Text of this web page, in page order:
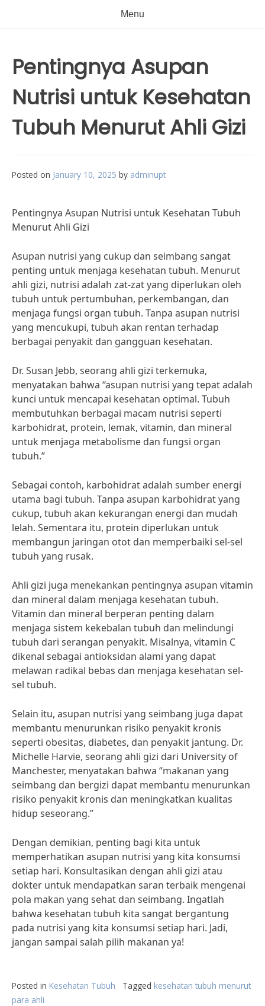
Menu
Pentingnya Asupan
Nutrisi untuk Kesehatan
Tubuh Menurut Ahli Gizi
Posted on January 10, 2025 by adminupt
Pentingnya Asupan Nutrisi untuk Kesehatan Tubuh
Menurut Ahli Gizi
Asupan nutrisi yang cukup dan seimbang sangat
penting untuk menjaga kesehatan tubuh. Menurut
ahli gizi, nutrisi adalah zat-zat yang diperlukan oleh
tubuh untuk pertumbuhan, perkembangan, dan
menjaga fungsi organ tubuh. Tanpa asupan nutrisi
yang mencukupi, tubuh akan rentan terhadap
berbagai penyakit dan gangguan kesehatan.
Dr. Susan Jebb, seorang ahli gizi terkemuka,
menyatakan bahwa “asupan nutrisi yang tepat adalah
kunci untuk mencapai kesehatan optimal. Tubuh
membutuhkan berbagai macam nutrisi seperti
karbohidrat, protein, lemak, vitamin, dan mineral
untuk menjaga metabolisme dan fungsi organ
tubuh.”
Sebagai contoh, karbohidrat adalah sumber energi
utama bagi tubuh. Tanpa asupan karbohidrat yang
cukup, tubuh akan kekurangan energi dan mudah
lelah. Sementara itu, protein diperlukan untuk
membangun jaringan otot dan memperbaiki sel-sel
tubuh yang rusak.
Ahli gizi juga menekankan pentingnya asupan vitamin
dan mineral dalam menjaga kesehatan tubuh.
Vitamin dan mineral berperan penting dalam
menjaga sistem kekebalan tubuh dan melindungi
tubuh dari serangan penyakit. Misalnya, vitamin C
dikenal sebagai antioksidan alami yang dapat
melawan radikal bebas dan menjaga kesehatan sel-
sel tubuh.
Selain itu, asupan nutrisi yang seimbang juga dapat
membantu menurunkan risiko penyakit kronis
seperti obesitas, diabetes, dan penyakit jantung. Dr.
Michelle Harvie, seorang ahli gizi dari University of
Manchester, menyatakan bahwa “makanan yang
seimbang dan bergizi dapat membantu menurunkan
risiko penyakit kronis dan meningkatkan kualitas
hidup seseorang.”
Dengan demikian, penting bagi kita untuk
memperhatikan asupan nutrisi yang kita konsumsi
setiap hari. Konsultasikan dengan ahli gizi atau
dokter untuk mendapatkan saran terbaik mengenai
pola makan yang sehat dan seimbang. Ingatlah
bahwa kesehatan tubuh kita sangat bergantung
pada nutrisi yang kita konsumsi setiap hari. Jadi,
jangan sampai salah pilih makanan ya!
Posted in Kesehatan Tubuh Tagged kesehatan tubuh menurut
para ahli